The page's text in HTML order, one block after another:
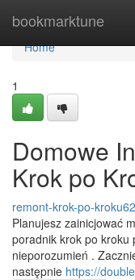
bookmarktune
Home
Home
1
Domowe
Krok po
remont-krok-po-
Planujesz zainicjować
poradnik krok po kroku
nieporozumień .
następnie https://